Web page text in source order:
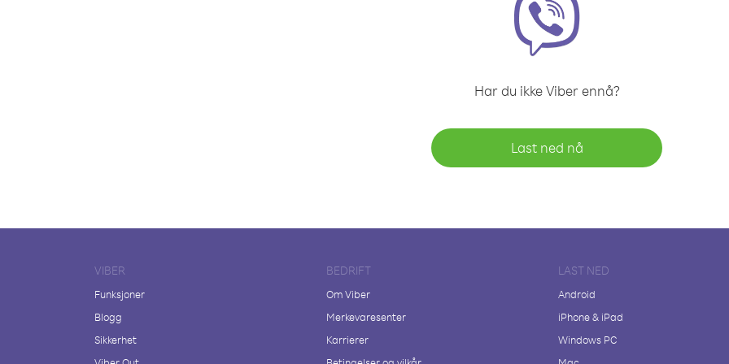
Har du ikke Viber ennå?
Last ned nå
VIBER
Funksjoner
Blogg
Sikkerhet
BEDRIFT
Om Viber
Merkevaresenter
Karrierer
LAST NED
Android
iPhone & iPad
Windows PC